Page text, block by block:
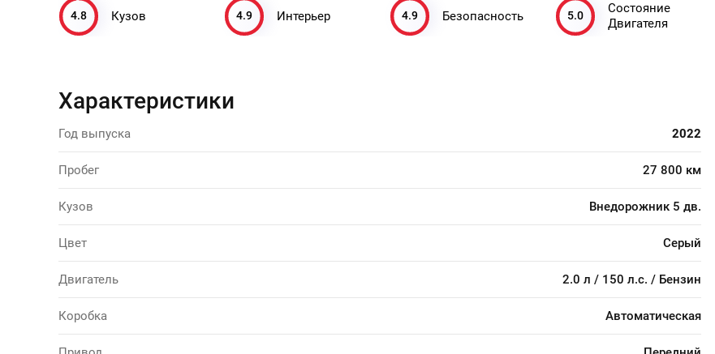
4.8 Кузов 4.9 Интерьер 4.9 Безопасность 5.0
Состояние
Двигателя
Характеристики
Год выпуска 2022
Пробег 27 800 км
Кузов Внедорожник 5 дв.
Цвет Серый
Двигатель 2.0 л / 150 л.с. / Бензин
Коробка Автоматическая